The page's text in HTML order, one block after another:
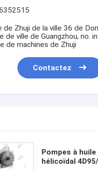
de Zhuji de la ville 36 de
de ville de Guangzhou, no.
de machines de Zhuji
Contactez
Pompes à
hélicoïdal